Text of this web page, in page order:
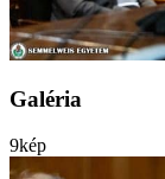
Galéria
9kép